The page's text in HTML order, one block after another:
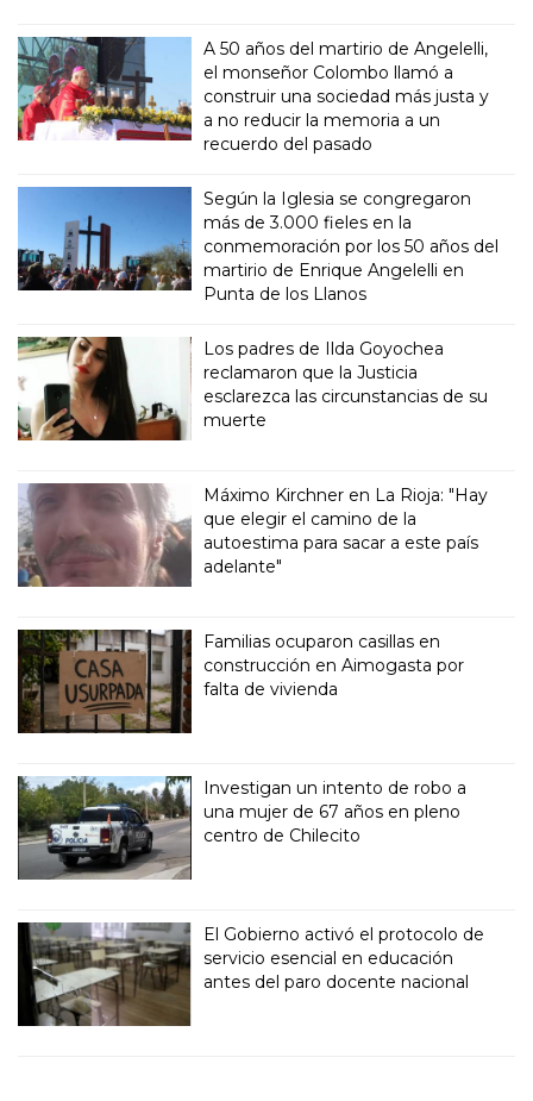
A 50 años del martirio de Angelelli,
el monseñor Colombo llamó a
construir una sociedad más justa y
a no reducir la memoria a un
recuerdo del pasado
Según la Iglesia se congregaron
más de 3.000 fieles en la
conmemoración por los 50 años del
martirio de Enrique Angelelli en
Punta de los Llanos
Los padres de Ilda Goyochea
reclamaron que la Justicia
esclarezca las circunstancias de su
muerte
Máximo Kirchner en La Rioja: "Hay
que elegir el camino de la
autoestima para sacar a este país
adelante"
Familias ocuparon casillas en
construcción en Aimogasta por
falta de vivienda
Investigan un intento de robo a
una mujer de 67 años en pleno
centro de Chilecito
El Gobierno activó el protocolo de
servicio esencial en educación
antes del paro docente nacional